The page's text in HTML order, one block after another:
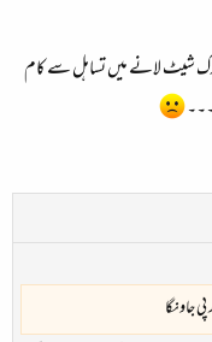
شیٹ لانے میں تساہل سے کام
جاونگا